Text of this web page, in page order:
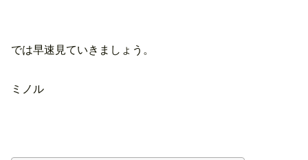
では早速見ていきましょう。
ミノル